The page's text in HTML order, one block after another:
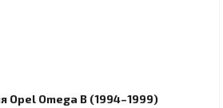
Opel Omega B (1994–1999)